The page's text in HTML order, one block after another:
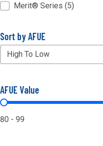
Merit® Series (5)
Sort by AFUE
Sort by AFUE
Sort by AFUE
AFUE Value
AFUE Value
80 - 99